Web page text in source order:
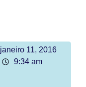
janeiro 11, 2016
9:34 am